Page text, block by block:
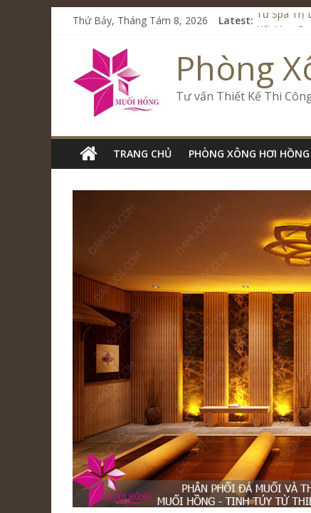
Thứ Bảy, Tháng Tám 8, 2026 Latest: Từ Spa Trị
Cham
Spa Jjim
Tăng
Phòng
Tư vấn Thiết Kế Thi
TRANG CHỦ PHÒNG XÔNG HƠI